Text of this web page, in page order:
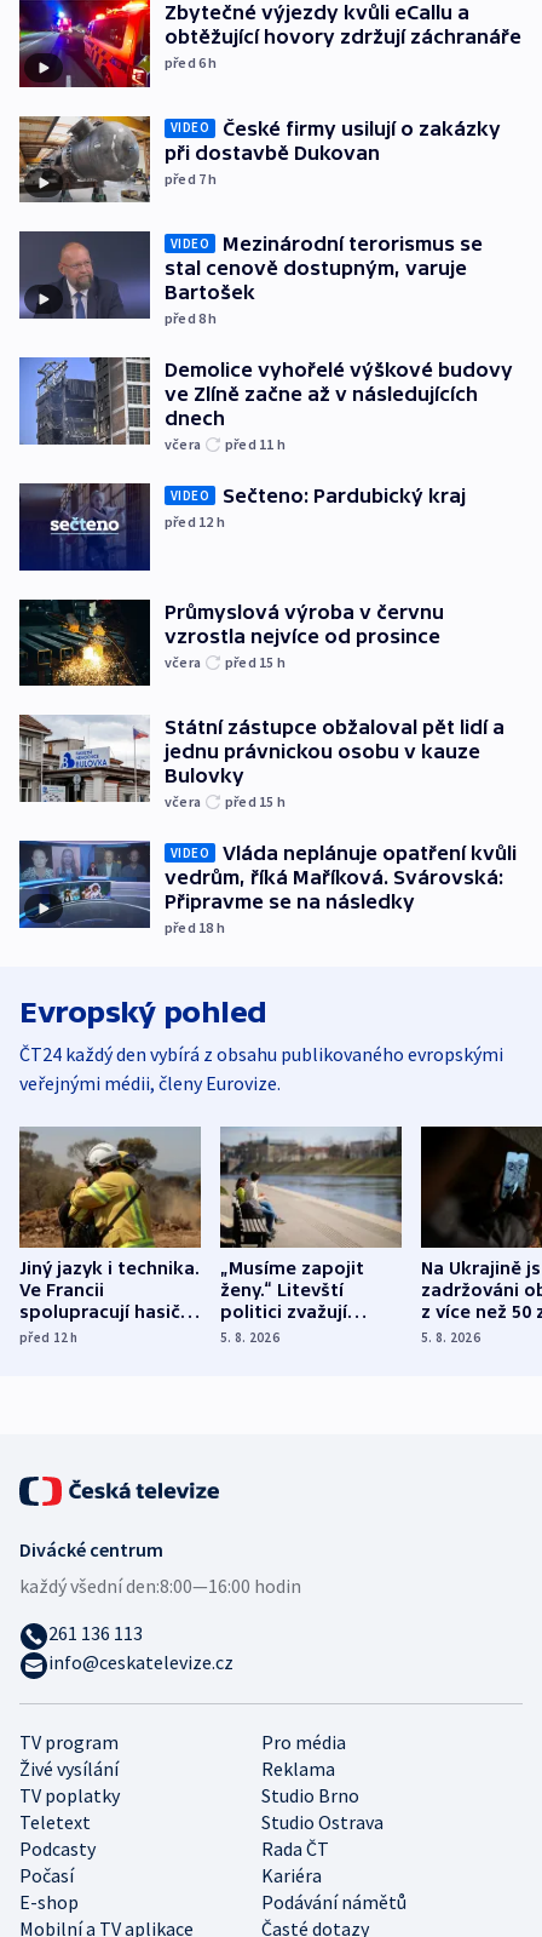
Zbytečné výjezdy kvůli eCallu a
obtěžující hovory zdržují záchranáře
před 6h
VIDEO
České firmy usilují o zakázky
při dostavbě Dukovan
před 7h
VIDEO
Mezinárodní terorismus se
stal cenově dostupným, varuje
Bartošek
před 8h
Demolice vyhořelé výškové budovy
ve Zlíně začne až v následujících
dnech
včera před 11 h
VIDEO Sečteno: Pardubický kraj
před 12 h
Průmyslová výroba v červnu
vzrostla nejvíce od prosince
včera před 15 h
Státní zástupce obžaloval pět lidí a
jednu právnickou osobu v kauze
Bulovky
včera před 15 h
VIDEO
Vláda neplánuje opatření kvůli
vedrům, říká Maříková. Svárovská:
Připravme se na následky
před 18 h
Evropský pohled
ČT24 každý den vybírá z obsahu publikovaného evropskými
veřejnými médii, členy Eurovize.
Jiný jazyk i technika.
Ve Francii
spolupracují hasiči z
různých zemí
před 12h
„Musíme zapojit
ženy.“ Litevští
politici zvažují
dohodu o
5. 8. 2026
Na Ukrajině
zadržováni
z více než 50
Bojovali na
5. 8. 2026
TV program
Pro média
Živé vysílání
Reklama
TV poplatky
Studio Brno
Teletext
Studio Ostrava
Podcasty
Rada ČT
Počasí
Kariéra
E-shop
Podávání námětů
Mobilní a TV aplikace
Časté dotazy
Divácké centrum
každý všední den:8:00—16:00 hodin
261 136 113
info@ceskatelevize.cz